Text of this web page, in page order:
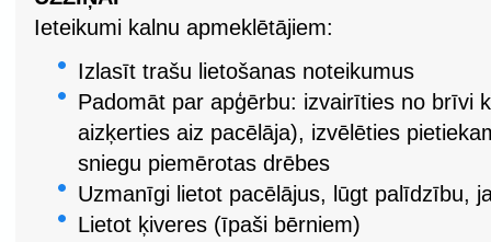
Ieteikumi kalnu apmeklētājiem:
Izlasīt trašu lietošanas noteikumus
Padomāt par apģērbu: izvairīties no brīvi
aizķerties aiz pacēlāja), izvēlēties
sniegu piemērotas drēbes
Uzmanīgi lietot pacēlājus, lūgt palīdzību,
Lietot ķiveres (īpaši bērniem)